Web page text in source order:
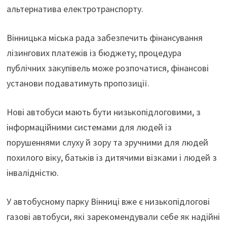
альтернатива електротранспорту.
Вінницька міська рада забезпечить фінансування
лізингових платежів із бюджету; процедура
публічних закупівель може розпочатися, фінансові
установи подаватимуть пропозиції.
Нові автобуси мають бути низькопідлоговими, з
інформаційними системами для людей із
порушеннями слуху й зору та зручними для людей
похилого віку, батьків із дитячими візками і людей з
інвалідністю.
У автобусному парку Вінниці вже є низькопідлогові
газові автобуси, які зарекомендували себе як надійні